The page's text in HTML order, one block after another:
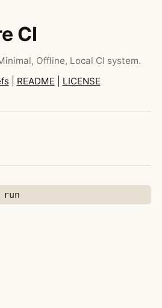
CI
Offline, Local CI system.
| README LICENSE